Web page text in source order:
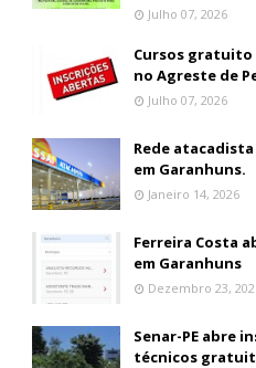
Julho 07, 2026
Cursos gratuito
no Agreste de
Julho 07, 2026
Rede
em Garanhuns.
Janeiro 14, 2026
Ferreira Costa
em Garanhuns
Dezembro 23,
Senar-PE abre
técnicos